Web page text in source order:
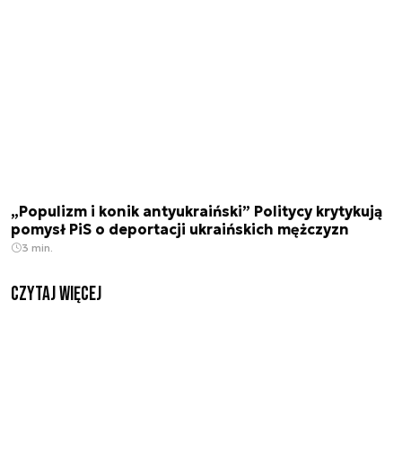
„Populizm i konik antyukraiński” Politycy krytykują
pomysł PiS o deportacji ukraińskich mężczyzn
3 min.
czytaj więcej